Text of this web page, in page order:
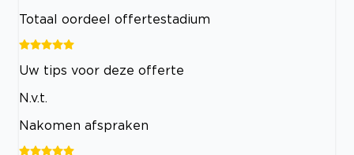
Totaal oordeel offertestadium
Uw tips voor deze offerte
N.v.t.
Nakomen afspraken